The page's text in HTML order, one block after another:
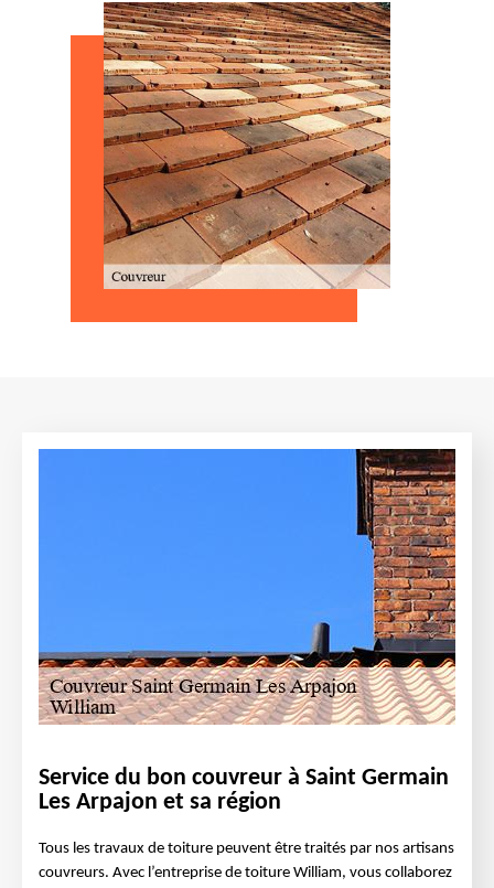
Service du bon couvreur à Saint Germain
Les Arpajon et sa région
Tous les travaux de toiture peuvent être traités par nos artisans
couvreurs. Avec l’entreprise de toiture William, vous collaborez